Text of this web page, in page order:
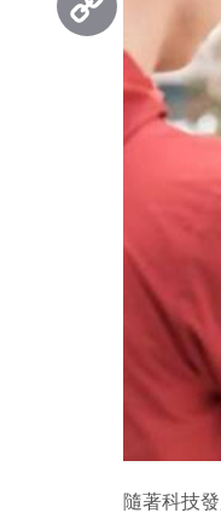
隨著科技
Copy